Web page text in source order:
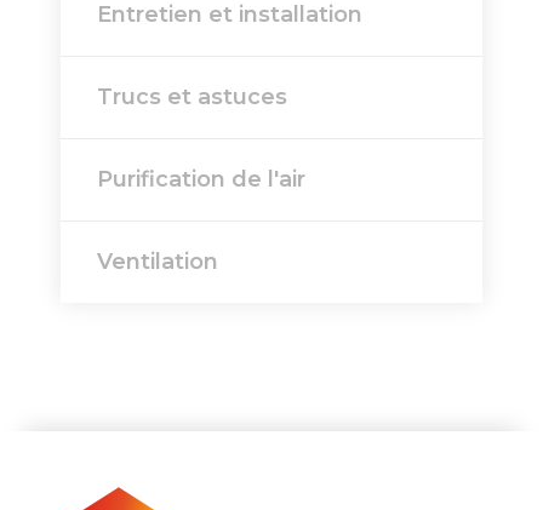
Entretien et installation
Trucs et astuces
Purification de l'air
Ventilation